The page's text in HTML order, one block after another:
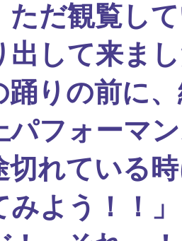
ただ観覧し
出して来ま
踊りの前に
パフォーマ
切れている
みよう！！」